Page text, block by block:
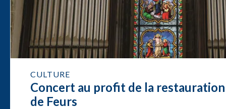
CULTURE
Concert au profit de la restauration
de Feurs